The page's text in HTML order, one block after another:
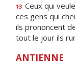
13 Ceux qui
ces gens qui che
ils prononcent
tout le jour ils
ANTIENNE